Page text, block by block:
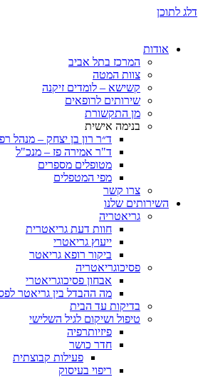
המרכז בתל אביב
צוות המטה
קשישא – לומדים זיקנה
שירותים לרופאים
מן התקשורת
בנימה אישית
ד״ר רון בן יצחק – מנהל רפואי
ד"ר אמירה פז – מנכ"ל
מטופלים מספרים
מפי המטפלים
שלנו
גריאטריה
חוות דעת גריאטרית
ייעוץ גריאטרי
ביקור רופא גריאטר
פסיכוגריאטריה
אבחון פסיכוגריאטרי
מה ההבדל בין גריאטר לפסיכוגריאטר?
בדיקות עד הבית
טיפול ושיקום לגיל השלישי
פיזיותרפיה
חדר כושר
פעילות קבוצתית
ריפוי בעיסוק